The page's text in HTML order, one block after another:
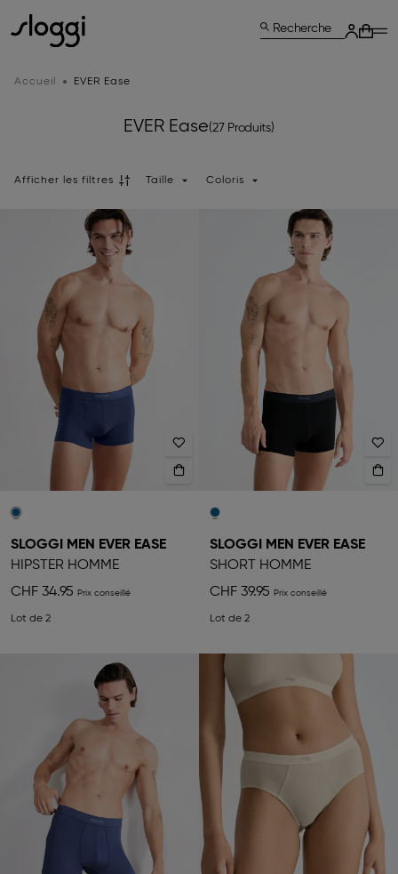
Recherche
Accueil EVER Ease
EVER Ease(27 Produits)
Afficher les filtres Taille Coloris
SLOGGI MEN EVER EASE
HIPSTER HOMME
CHF 34.95
Lot de 2
SLOGGI MEN EVER EASE
SHORT HOMME
CHF 39.95
Lot de 2